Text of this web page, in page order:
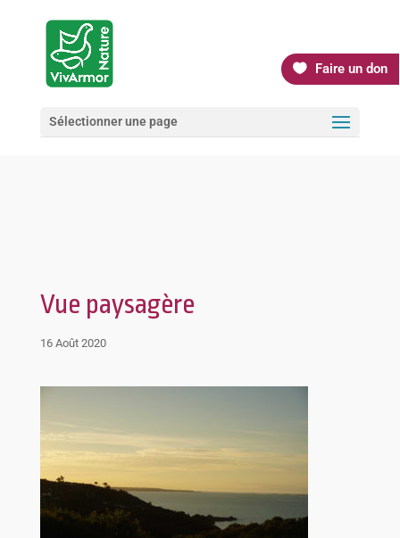
Faire un don
Sélectionner une page
Vue paysagère
16 Août 2020